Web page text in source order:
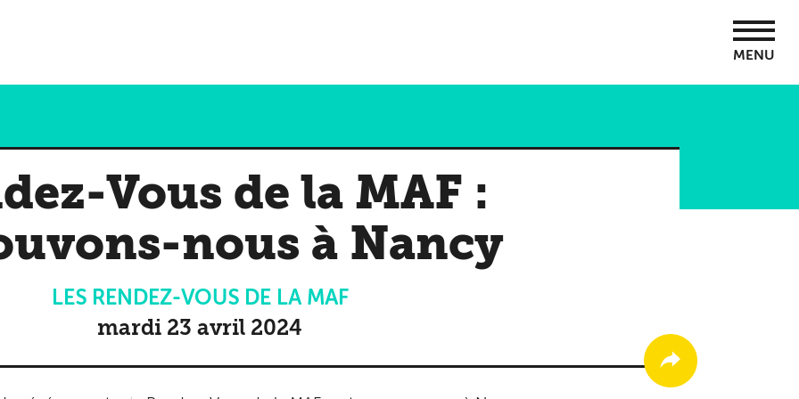
MENU
Vous de la MAF :
nous à Nancy
LES RENDEZ-VOUS DE LA MAF
mardi 23 avril 2024